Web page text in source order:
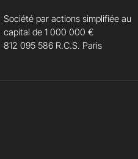
Société par actions simplifiée au
capital de 1 000 000 €
812 095 586 R.C.S. Paris